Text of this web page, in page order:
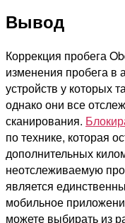
Вывод
Коррекция пробега
изменения пробега в
устройств у которых
однако они все
сканирования.
по технике, которая
дополнительных
неотслеживаемую
является
мобильное
можете выбирать из